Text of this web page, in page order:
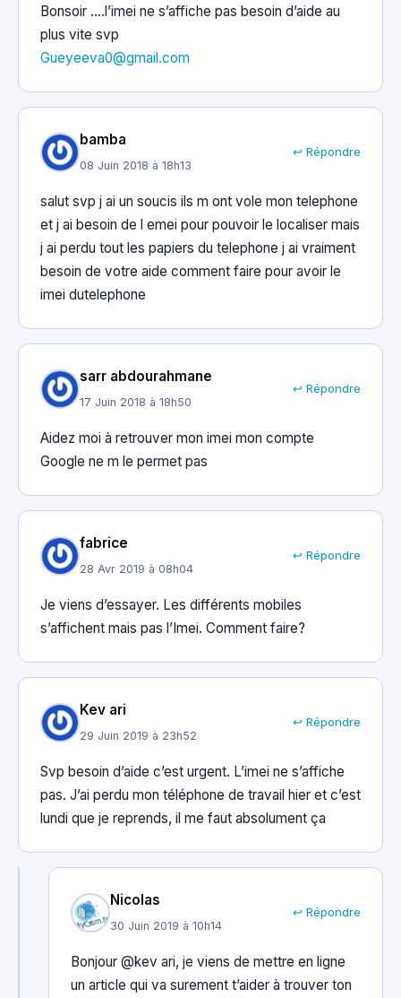
Bonsoir ….l’imei ne s’affiche pas besoin d’aide au
plus vite svp
Gueyeeva0@gmail.com
bamba
08 Juin 2018 à 18h13
↩ Répondre
salut svp j ai un soucis ils m ont vole mon telephone
et j ai besoin de l emei pour pouvoir le localiser mais
j ai perdu tout les papiers du telephone j ai vraiment
besoin de votre aide comment faire pour avoir le
imei dutelephone
sarr abdourahmane
17 Juin 2018 à 18h50
↩ Répondre
Aidez moi à retrouver mon imei mon compte
Google ne m le permet pas
fabrice
28 Avr 2019 à 08h04
↩ Répondre
Je viens d’essayer. Les différents mobiles
s’affichent mais pas l’Imei. Comment faire?
Kev ari
29 Juin 2019 à 23h52
↩ Répondre
Svp besoin d’aide c’est urgent. L’imei ne s’affiche
pas. J’ai perdu mon téléphone de travail hier et c’est
lundi que je reprends, il me faut absolument ça
Nicolas
30 Juin 2019 à 10h14
↩ Répondre
Bonjour @kev ari, je viens de mettre en ligne
un article qui va surement t’aider à trouver ton